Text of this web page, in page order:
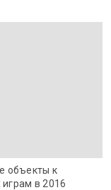
объекты к
в 2016